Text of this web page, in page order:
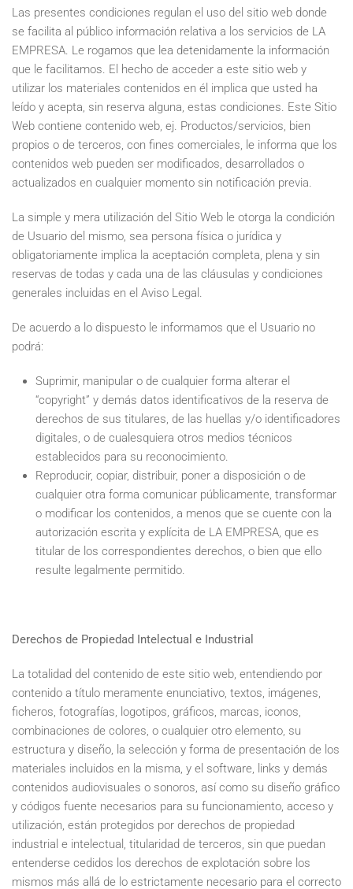
Las presentes condiciones regulan el uso del sitio web donde
se facilita al público información relativa a los servicios de LA
EMPRESA. Le rogamos que lea detenidamente la información
que le facilitamos. El hecho de acceder a este sitio web y
utilizar los materiales contenidos en él implica que usted ha
leído y acepta, sin reserva alguna, estas condiciones. Este Sitio
Web contiene contenido web, ej. Productos/servicios, bien
propios o de terceros, con fines comerciales, le informa que los
contenidos web pueden ser modificados, desarrollados o
actualizados en cualquier momento sin notificación previa.
La simple y mera utilización del Sitio Web le otorga la condición
de Usuario del mismo, sea persona física o jurídica y
obligatoriamente implica la aceptación completa, plena y sin
reservas de todas y cada una de las cláusulas y condiciones
generales incluidas en el Aviso Legal.
De acuerdo a lo dispuesto le informamos que el Usuario no
podrá:
Suprimir, manipular o de cualquier forma alterar el
“copyright” y demás datos identificativos de la reserva de
derechos de sus titulares, de las huellas y/o identificadores
digitales, o de cualesquiera otros medios técnicos
establecidos para su reconocimiento.
Reproducir, copiar, distribuir, poner a disposición o de
cualquier otra forma comunicar públicamente, transformar
o modificar los contenidos, a menos que se cuente con la
autorización escrita y explícita de LA EMPRESA, que es
titular de los correspondientes derechos, o bien que ello
resulte legalmente permitido.
Derechos de Propiedad Intelectual e Industrial
La totalidad del contenido de este sitio web, entendiendo por
contenido a título meramente enunciativo, textos, imágenes,
ficheros, fotografías, logotipos, gráficos, marcas, iconos,
combinaciones de colores, o cualquier otro elemento, su
estructura y diseño, la selección y forma de presentación de los
materiales incluidos en la misma, y el software, links y demás
contenidos audiovisuales o sonoros, así como su diseño gráfico
y códigos fuente necesarios para su funcionamiento, acceso y
utilización, están protegidos por derechos de propiedad
industrial e intelectual, titularidad de terceros, sin que puedan
entenderse cedidos los derechos de explotación sobre los
mismos más allá de lo estrictamente necesario para el correcto